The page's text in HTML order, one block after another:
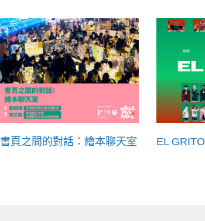
書頁之間的對話：繪本聊天室 EL GRITO